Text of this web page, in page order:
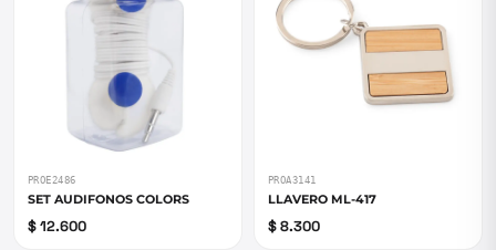
PROE2486
SET AUDIFONOS COLORS
$ 12.600
PROA3141
LLAVERO ML-417
$ 8.300